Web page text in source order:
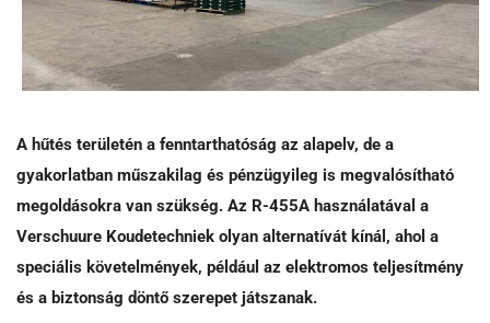
A hűtés területén a fenntarthatóság az alapelv, de a
gyakorlatban műszakilag és pénzügyileg is megvalósítható
megoldásokra van szükség. Az R-455A használatával a
Verschuure Koudetechniek olyan alternatívát kínál, ahol a
speciális követelmények, például az elektromos teljesítmény
és a biztonság döntő szerepet játszanak.